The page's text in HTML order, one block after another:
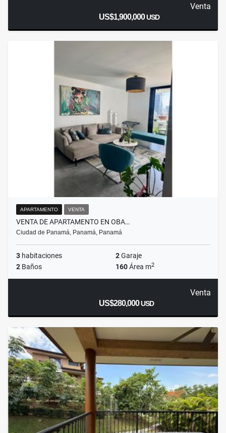
Venta
US$1,900,000USD
APARTAMENTO VENTA
VENTA DE APARTAMENTO EN OBA…
Ciudad de Panamá, Panamá, Panamá
3 habitaciones 2Garaje
2 Baños 160Área m2
Venta
US$280,000USD